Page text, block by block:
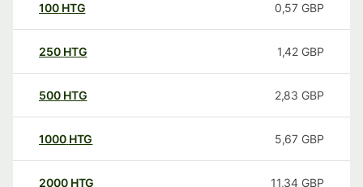
100 HTG 0,57 GBP
250 HTG 1,42 GBP
500 HTG 2,83 GBP
1000 HTG 5,67 GBP
2000 HTG 11,34 GBP